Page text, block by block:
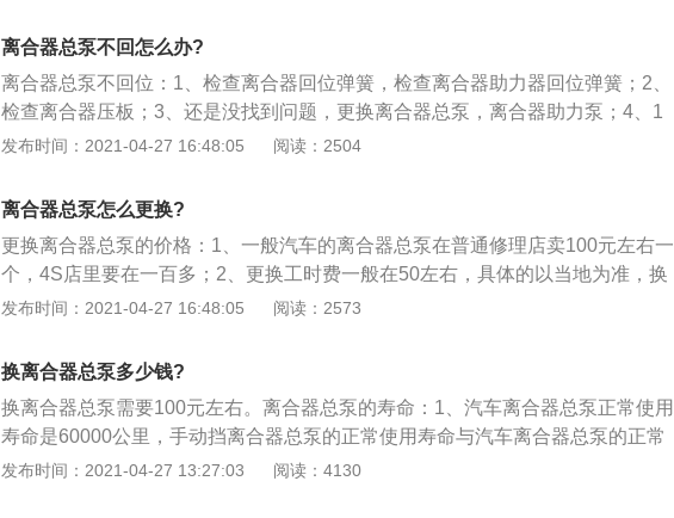
3、当换挡困难，分离不彻底时，需要检测离合器总泵，分泵有无渗漏油现象，
有问题及时解决，降低磨损。其他做相应检查。
离合器总泵不回怎么办?
离合器总泵不回位：1、检查离合器回位弹簧，检查离合器助力器回位弹簧；2、
检查离合器压板；3、还是没找到问题，更换离合器总泵，离合器助力泵；4、1
和2都是很简单的，一眼就能看出。3比较麻烦，建议先换总泵，因为便宜简单。
发布时间：2021-04-27 16:48:05 阅读：2504
离合器总泵怎么更换?
更换离合器总泵的价格：1、一般汽车的离合器总泵在普通修理店卖100元左右一
个，4S店里要在一百多；2、更换工时费一般在50左右，具体的以当地为准，换
好大概一百多两百块钱；3、可以去汽配城自己买一个，然后到维修厂里换，给
发布时间：2021-04-27 16:48:05 阅读：2573
换离合器总泵多少钱?
换离合器总泵需要100元左右。离合器总泵的寿命：1、汽车离合器总泵正常使用
寿命是60000公里，手动挡离合器总泵的正常使用寿命与汽车离合器总泵的正常
使用有很大关系；2、离合器总泵使用时要注意在驱动过程中脚不要放在离合器
发布时间：2021-04-27 13:27:03 阅读：4130